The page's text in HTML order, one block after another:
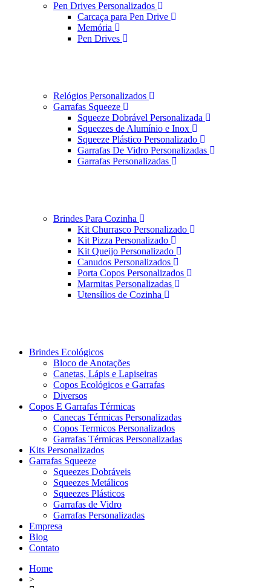
Pen Drives Personalizados
Carcaça para Pen Drive
Memória
Pen Drives
Relógios Personalizados
Garrafas Squeeze
Squeeze Dobrável Personalizada
Squeezes de Alumínio e Inox
Squeeze Plástico Personalizado
Garrafas De Vidro Personalizadas
Garrafas Personalizadas
Brindes Para Cozinha
Kit Churrasco Personalizado
Kit Pizza Personalizado
Kit Queijo Personalizado
Canudos Personalizados
Porta Copos Personalizados
Marmitas Personalizadas
Utensílios de Cozinha
Brindes Ecológicos
Bloco de Anotações
Canetas, Lápis e Lapiseiras
Copos Ecológicos e Garrafas
Diversos
Copos E Garrafas Térmicas
Canecas Térmicas Personalizadas
Copos Termicos Personalizados
Garrafas Térmicas Personalizadas
Kits Personalizados
Garrafas Squeeze
Squeezes Dobráveis
Squeezes Metálicos
Squeezes Plásticos
Garrafas de Vidro
Garrafas Personalizadas
Empresa
Blog
Contato
Home
>